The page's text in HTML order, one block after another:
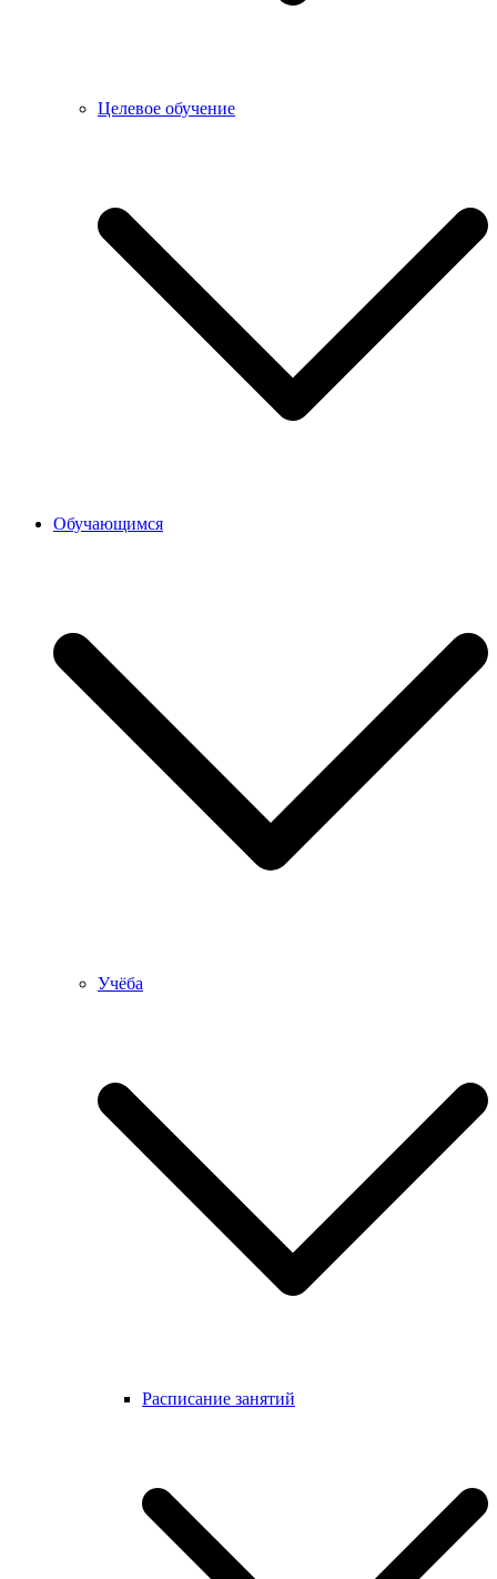
Целевое обучение
Обучающимся
Учёба
Расписание занятий